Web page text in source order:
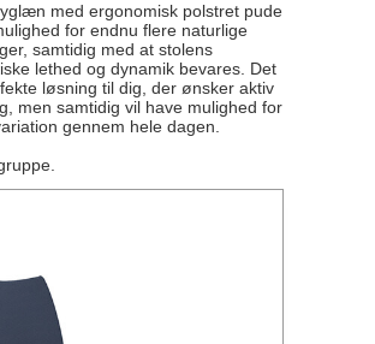
med ergonomisk polstret pude
for endnu flere naturlige
samtidig med at stolens
lethed og dynamik bevares. Det
løsning til dig, der ønsker aktiv
men samtidig vil have mulighed for
gennem hele dagen.